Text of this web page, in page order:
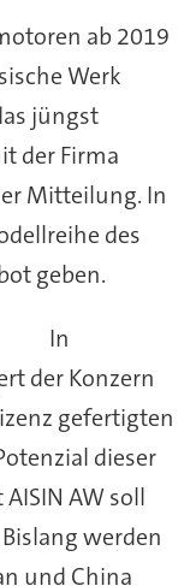
ab 2019
Werk
jüngst
der Firma
Mitteilung. In
des
geben.
In
der Konzern
gefertigten
dieser
AW soll
werden
und China